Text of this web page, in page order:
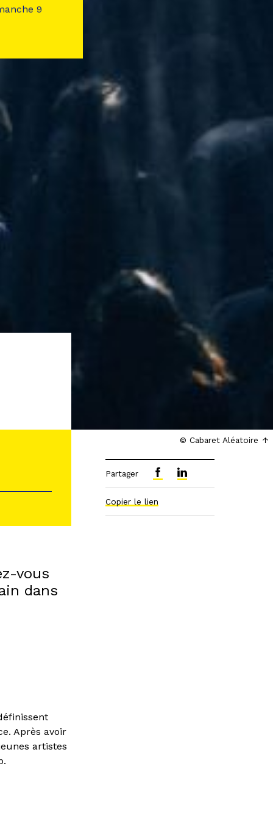
© Cabaret Aléatoire
vous
dans
Après avoir
artistes
Partager
Copier le lien
9